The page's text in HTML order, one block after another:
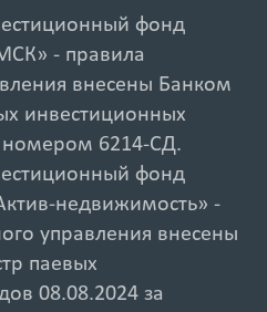
фонд
- правила
внесены Банком
инвестиционных
номером 6214-СД.
фонд
недвижимость» -
управления внесены
паевых
08.08.2024 за